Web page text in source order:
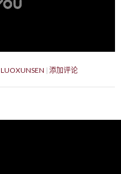
LUOXUNSEN 添加评论